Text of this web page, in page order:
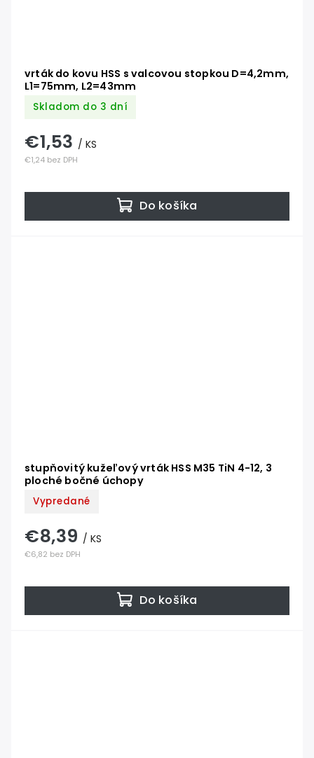
vrták do kovu HSS s valcovou stopkou D=4,2mm,
L1=75mm, L2=43mm
Skladom do 3 dní
€1,24 bez DPH
€1,53 / KS
Do košíka
stupňovitý kužeľový vrták HSS M35 TiN 4-12, 3
ploché bočné úchopy
Vypredané
€6,82 bez DPH
€8,39 / KS
Do košíka